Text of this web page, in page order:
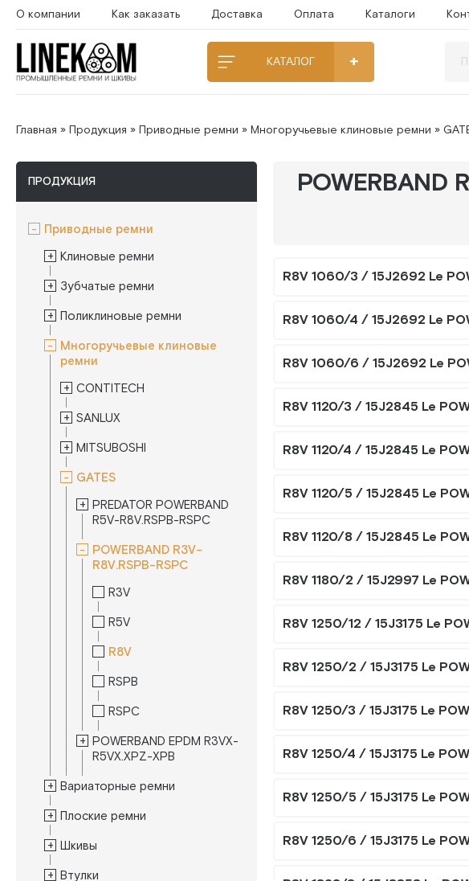
О компании Как заказать Доставка Оплата Каталоги
КАТАЛОГ
Главная » Продукция » Приводные ремни » Многоручьевые клиновые ремни »
ПРОДУКЦИЯ
Приводные ремни
Клиновые ремни
Зубчатые ремни
Поликлиновые ремни
Многоручьевые клиновые
ремни
CONTITECH
SANLUX
MITSUBOSHI
GATES
PREDATOR POWERBAND
R5V-R8V.RSPB-RSPC
POWERBAND R3V-
R8V.RSPB-RSPC
R3V
R5V
R8V
RSPB
RSPC
POWERBAND EPDM R3VX-
R5VX.XPZ-XPB
Вариаторные ремни
Плоские ремни
Шкивы
Втулки
POWERBAND
R8V 1060/3 / 15J2692 Le
R8V 1060/4 / 15J2692 Le
R8V 1060/6 / 15J2692 Le
R8V 1120/3 / 15J2845 Le
R8V 1120/4 / 15J2845 Le
R8V 1120/5 / 15J2845 Le
R8V 1120/8 / 15J2845 Le
R8V 1180/2 / 15J2997 Le
R8V 1250/12 / 15J3175 Le
R8V 1250/2 / 15J3175 Le
R8V 1250/3 / 15J3175 Le
R8V 1250/4 / 15J3175 Le
R8V 1250/5 / 15J3175 Le
R8V 1250/6 / 15J3175 Le